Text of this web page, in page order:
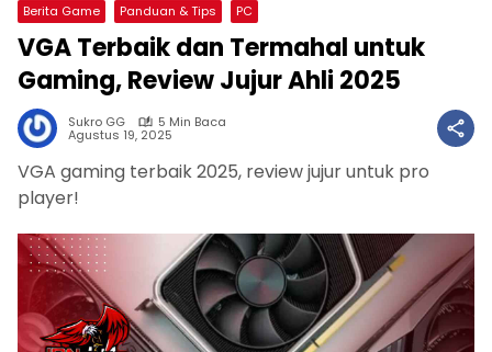
Berita Game Panduan & Tips PC
VGA Terbaik dan Termahal untuk
Gaming, Review Jujur Ahli 2025
Sukro GG 5 Min Baca
Agustus 19, 2025
VGA gaming terbaik 2025, review jujur untuk pro
player!